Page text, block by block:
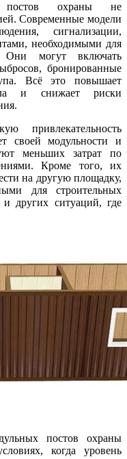
постов охраны не
Современные модели
сигнализации,
необходимыми для
Они могут включать
бронированные
Всё это повышает
и снижает риски
привлекательность
своей модульности и
меньших затрат по
Кроме того, их
на другую площадку,
для строительных
других ситуаций, где
постов охраны
когда уровень